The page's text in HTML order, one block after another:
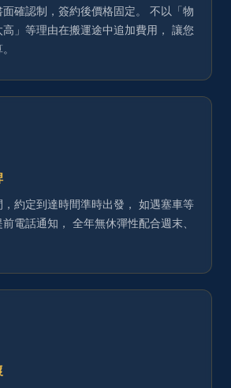
確認制，簽約後價格固定。 不以「物
」等理由在搬運途中追加費用， 讓您
約定到達時間準時出發， 如遇塞車等
電話通知， 全年無休彈性配合週末、